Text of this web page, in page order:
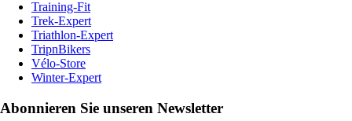
Training-Fit
Trek-Expert
Triathlon-Expert
TripnBikers
Vélo-Store
Winter-Expert
Abonnieren Sie unseren Newsletter